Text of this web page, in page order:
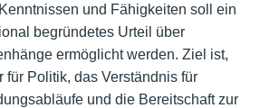
und Fähigkeiten soll ein
begründetes Urteil über
ermöglicht werden. Ziel ist,
für Politik, das Verständnis für
und die Bereitschaft zur